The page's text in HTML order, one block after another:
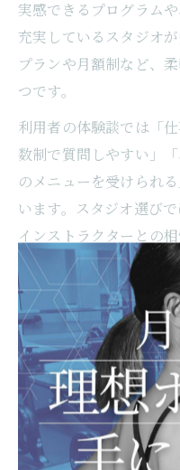
実感できるプログラム
充実しているスタジオ
プランや月額制など、
つです。
利用者の体験談では「
数制で質問しやすい」
のメニューを受けられ
います。スタジオ選び
インストラクターとの
合った場所を選ぶこと
験レッスンを活用し、
ことから始めましょう。
理想の体型へ
ラティス活用法